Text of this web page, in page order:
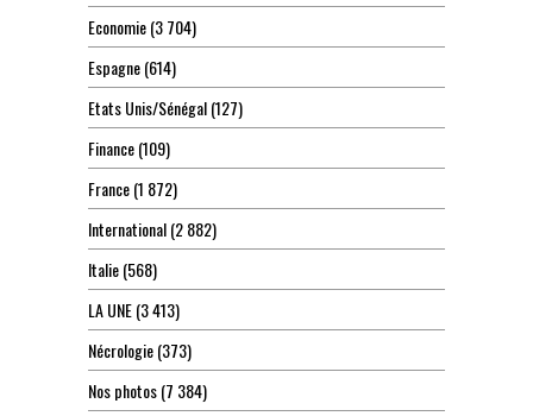
Economie(3 704)
Espagne(614)
Etats Unis/Sénégal(127)
Finance(109)
France(1 872)
International(2 882)
Italie(568)
LA UNE(3 413)
Nécrologie(373)
Nos photos(7 384)